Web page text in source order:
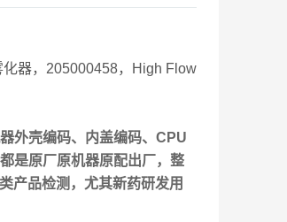
器，205000458，High Flow
外壳编码、内盖编码、CPU
是原厂原机器原配出厂，整
产品检测，尤其新药研发用